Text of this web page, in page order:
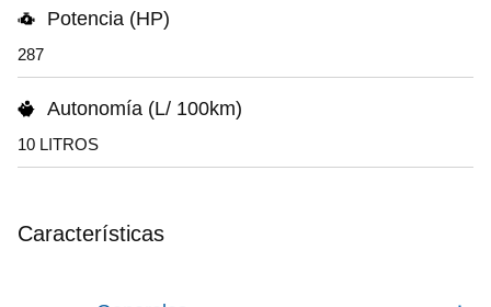
Potencia (HP)
287
Autonomía (L/ 100km)
10 LITROS
Características